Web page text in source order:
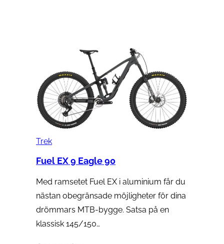
Trek
Fuel EX 9 Eagle 90
Med ramsetet Fuel EX i aluminium får du
nästan obegränsade möjligheter för dina
drömmars MTB-bygge. Satsa på en
klassisk 145/150…